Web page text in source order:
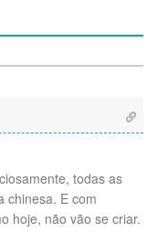
todas as
chinesa. E com
hoje, não vão se criar.